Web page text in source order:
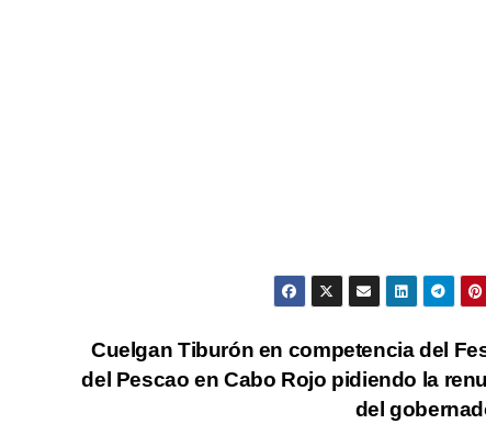
Cuelgan Tiburón en competencia del
del Pescao en Cabo Rojo pidiendo la
del